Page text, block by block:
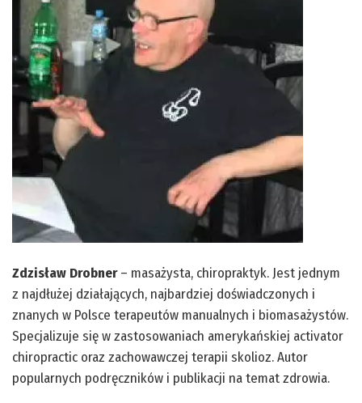
Zdzisław Drobner– masażysta, chiropraktyk. Jest jednym
z najdłużej działających, najbardziej doświadczonych i
znanych w Polsce terapeutów manualnych i biomasażystów.
Specjalizuje się w zastosowaniach amerykańskiej activator
chiropractic oraz zachowawczej terapii skolioz. Autor
popularnych podręczników i publikacji na temat zdrowia.